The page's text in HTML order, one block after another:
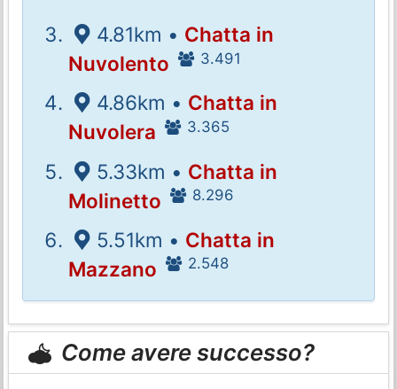
4.81km • Chatta in
Nuvolento
3.491
4.86km • Chatta in
Nuvolera
3.365
5.33km • Chatta in
Molinetto
8.296
5.51km • Chatta in
Mazzano
2.548
Come avere successo?